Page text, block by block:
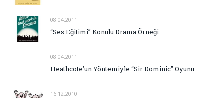
08.04.2011
“Ses Eğitimi” Konulu Drama Örneği
08.04.2011
Heathcote’un Yöntemiyle “Sir Dominic” Oyunu
16.12.2010